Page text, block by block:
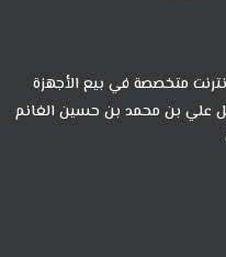
متخصصة في بيع الأجهزة
علي بن محمد بن حسين الغانم